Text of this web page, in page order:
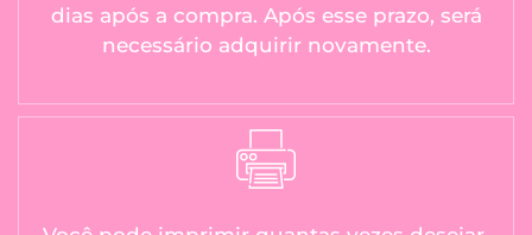
dias após a compra. Após esse prazo, será
necessário adquirir novamente.